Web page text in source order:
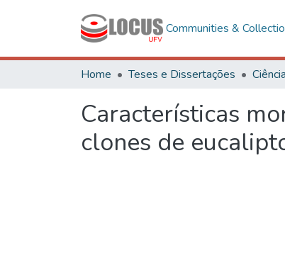
Communities &
Home Teses e Dissertações
Características
clones de